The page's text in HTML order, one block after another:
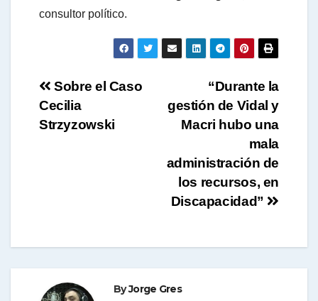
consultor político.
Navegación
de
“Durante la
gestión de Vidal y
Macri hubo una
mala
administración de
los recursos, en
Discapacidad”
Sobre el Caso
Cecilia
Strzyzowski
ByJorge Gres